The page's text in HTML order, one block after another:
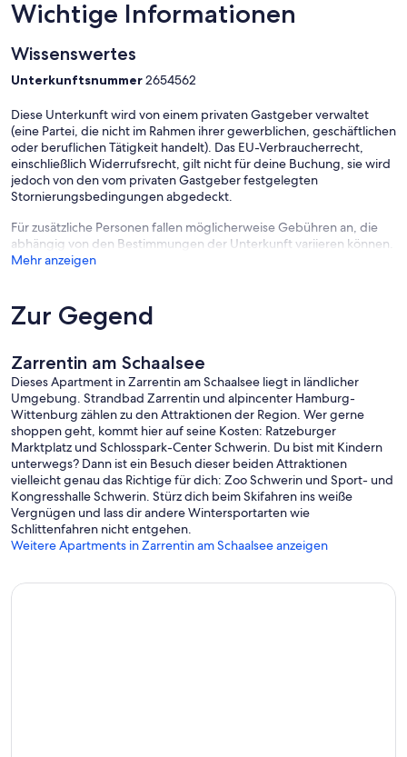
Wichtige Informationen
Wissenswertes
Unterkunftsnummer2654562
Diese Unterkunft wird von einem privaten Gastgeber verwaltet
(eine Partei, die nicht im Rahmen ihrer gewerblichen, geschäftlichen
oder beruflichen Tätigkeit handelt). Das EU-Verbraucherrecht,
einschließlich Widerrufsrecht, gilt nicht für deine Buchung, sie wird
jedoch von den vom privaten Gastgeber festgelegten
Stornierungsbedingungen abgedeckt.
Für zusätzliche Personen fallen möglicherweise Gebühren an, die
abhängig von den Bestimmungen der Unterkunft variieren können.
Mehr anzeigen
Zur Gegend
Zarrentin am Schaalsee
Dieses Apartment in Zarrentin am Schaalsee liegt in ländlicher
Umgebung. Strandbad Zarrentin und alpincenter Hamburg-
Wittenburg zählen zu den Attraktionen der Region. Wer gerne
shoppen geht, kommt hier auf seine Kosten: Ratzeburger
Marktplatz und Schlosspark-Center Schwerin. Du bist mit Kindern
unterwegs? Dann ist ein Besuch dieser beiden Attraktionen
vielleicht genau das Richtige für dich: Zoo Schwerin und Sport- und
Kongresshalle Schwerin. Stürz dich beim Skifahren ins weiße
Vergnügen und lass dir andere Wintersportarten wie
Schlittenfahren nicht entgehen.
Weitere Apartments in Zarrentin am Schaalsee anzeigen